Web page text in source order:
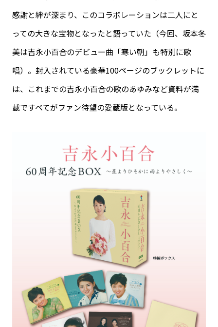
感謝と絆が深まり、このコラボレーションは二人にと
っての大きな宝物となったと語っていた（今回、坂本冬
美は吉永小百合のデビュー曲「寒い朝」も特別に歌
唱）。封入されている豪華100ページのブックレットに
は、これまでの吉永小百合の歌のあゆみなど資料が満
載ですべてがファン待望の愛蔵版となっている。